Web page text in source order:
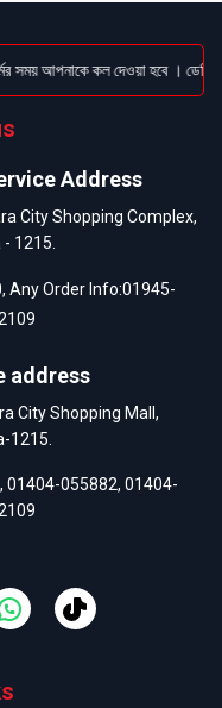
সময় আপনাকে কল দেওয়া হবে ।
Address
City Shopping Complex,
- 1215.
, Any Order Info:01945-
address
City Shopping Mall,
1215.
, 01404-055882, 01404-